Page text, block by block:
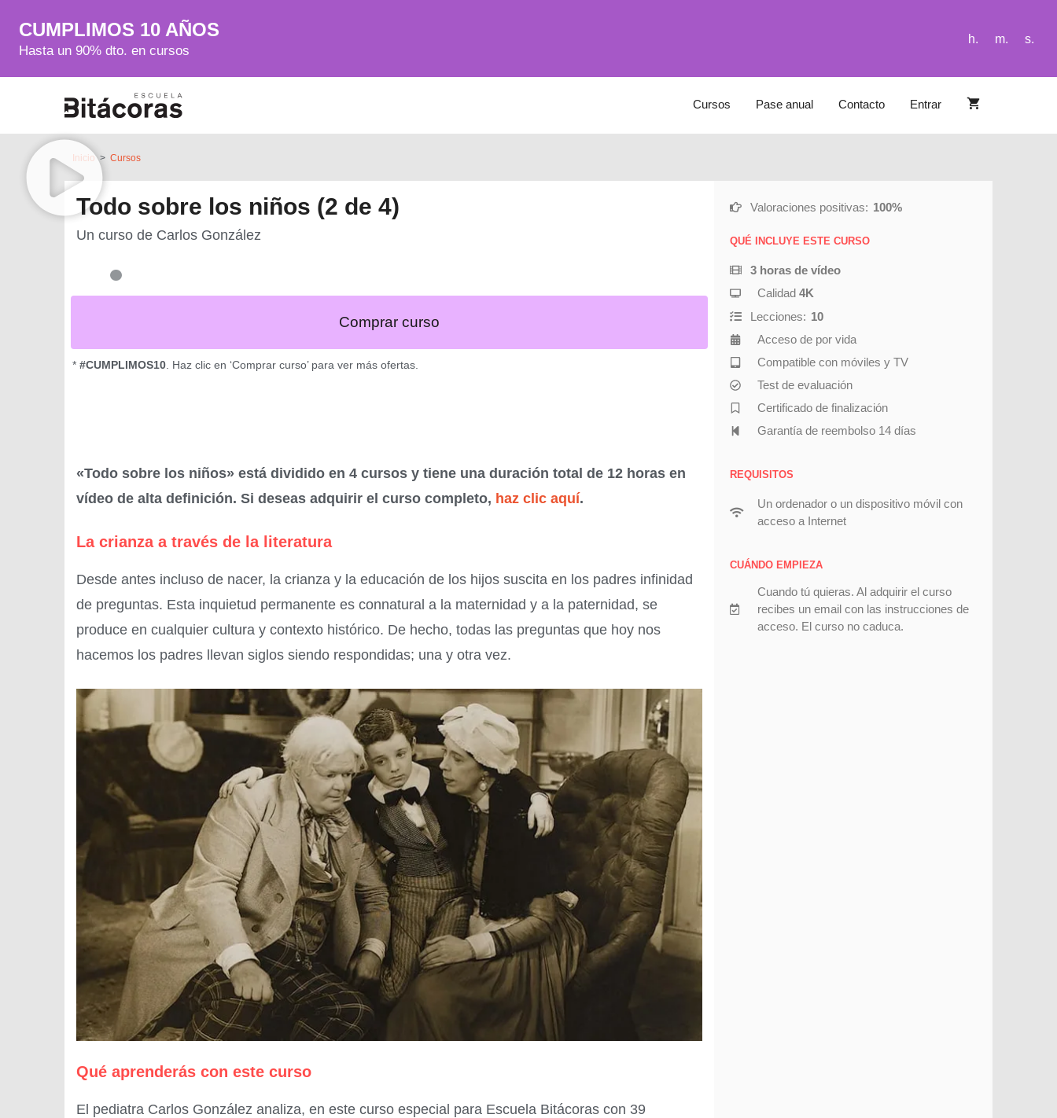
CUMPLIMOS 10 AÑOS
Hasta un 90% dto. en cursos
h. m. s.
Cursos Pase anual Contacto Entrar
Inicio> Cursos
Todo sobre los niños (2 de 4)
Un curso de Carlos González
Comprar curso
* #CUMPLIMOS10 . Haz clic en ‘Comprar curso’ para ver más ofertas.
«Todo sobre los niños» está dividido en 4 cursos y tiene una duración total de 12 horas en
vídeo de alta definición. Si deseas adquirir el curso completo, haz clic aquí.
La crianza a través de la literatura
Desde antes incluso de nacer, la crianza y la educación de los hijos suscita en los padres infinidad
de preguntas. Esta inquietud permanente es connatural a la maternidad y a la paternidad, se
produce en cualquier cultura y contexto histórico. De hecho, todas las preguntas que hoy nos
hacemos los padres llevan siglos siendo respondidas; una y otra vez.
Qué aprenderás con este curso
El pediatra Carlos González analiza, en este curso especial para Escuela Bitácoras con 39
Valoraciones positivas: 100%
QUÉ INCLUYE ESTE CURSO
3 horas de vídeo
Calidad 4K
Lecciones: 10
Acceso de por vida
Compatible con móviles y TV
Test de evaluación
Certificado de finalización
Garantía de reembolso 14 días
REQUISITOS
Un ordenador o un dispositivo móvil con
acceso a Internet
CUÁNDO EMPIEZA
Cuando tú quieras. Al adquirir el curso
recibes un email con las instrucciones de
acceso. El curso no caduca.